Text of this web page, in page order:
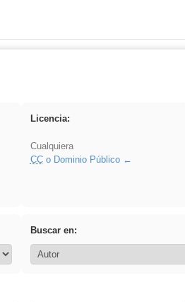
Licencia:
Cualquiera
CCo Dominio Público
Buscar en: